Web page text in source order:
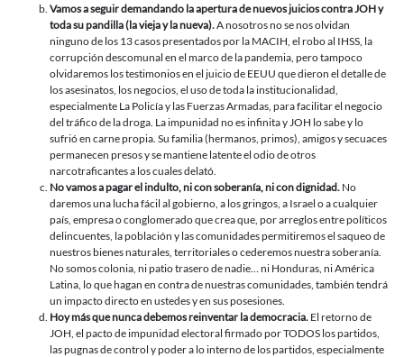
Vamos a seguir demandando la apertura de nuevos juicios contra JOH y
toda su pandilla (la vieja y la nueva).A nosotros no se nos olvidan
ninguno de los 13 casos presentados por la MACIH, el robo al IHSS, la
corrupción descomunal en el marco de la pandemia, pero tampoco
olvidaremos los testimonios en el juicio de EEUU que dieron el detalle de
los asesinatos, los negocios, el uso de toda la institucionalidad,
especialmente La Policía y las Fuerzas Armadas, para facilitar el negocio
del tráfico de la droga. La impunidad no es infinita y JOH lo sabe y lo
sufrió en carne propia. Su familia (hermanos, primos), amigos y secuaces
permanecen presos y se mantiene latente el odio de otros
narcotraficantes a los cuales delató.
No vamos a pagar el indulto, ni con soberanía, ni con dignidad. No
daremos una lucha fácil al gobierno, a los gringos, a Israel o a cualquier
país, empresa o conglomerado que crea que, por arreglos entre políticos
delincuentes, la población y las comunidades permitiremos el saqueo de
nuestros bienes naturales, territoriales o cederemos nuestra soberanía.
No somos colonia, ni patio trasero de nadie… ni Honduras, ni América
Latina, lo que hagan en contra de nuestras comunidades, también tendrá
un impacto directo en ustedes y en sus posesiones.
Hoy más que nunca debemos reinventar la democracia. El retorno de
JOH, el pacto de impunidad electoral firmado por TODOS los partidos,
las pugnas de control y poder a lo interno de los partidos, especialmente